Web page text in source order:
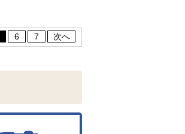
6 7 次へ